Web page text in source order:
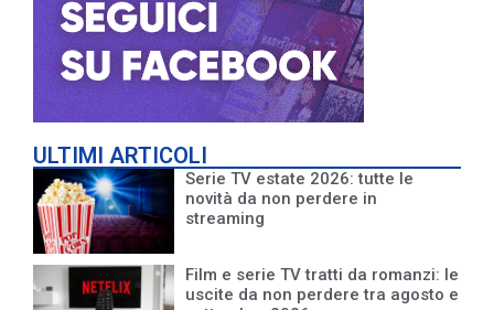
ULTIMI ARTICOLI
Serie TV estate 2026: tutte le
novità da non perdere in
streaming
Film e serie TV tratti da romanzi: le
uscite da non perdere tra agosto e